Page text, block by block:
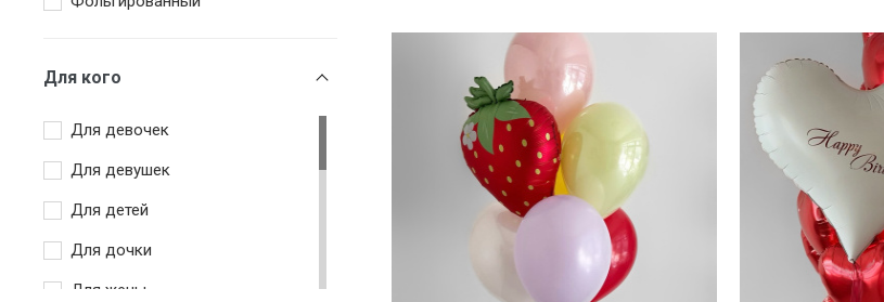
Коричневый
Оранжевый
Разноцветный
Розовый
Серебряный
Синий
Сиреневый
Для кого
Для девочек
Для девушек
Для детей
Для дочки
Для жены